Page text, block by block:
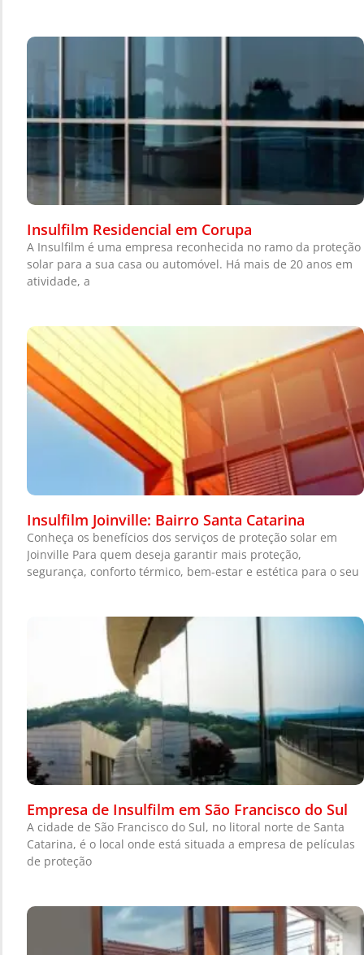
Insulfilm Residencial em Corupa
A Insulfilm é uma empresa reconhecida no ramo da proteção
solar para a sua casa ou automóvel. Há mais de 20 anos em
atividade, a
Insulfilm Joinville: Bairro Santa Catarina
Conheça os benefícios dos serviços de proteção solar em
Joinville Para quem deseja garantir mais proteção,
segurança, conforto térmico, bem-estar e estética para o seu
Empresa de Insulfilm em São Francisco do Sul
A cidade de São Francisco do Sul, no litoral norte de Santa
Catarina, é o local onde está situada a empresa de películas
de proteção